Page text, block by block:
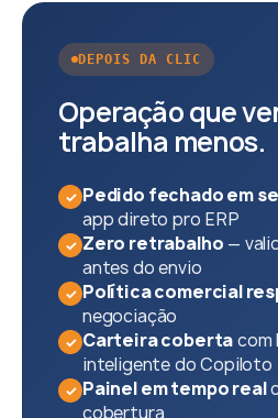
DEPOIS DA CLIC
Operação que
trabalha menos.
✓ Pedido fechado em
app direto pro ERP
✓ Zero retrabalho —
antes do envio
✓ Política comercial
negociação
✓ Carteira cobertacom
inteligente do Copiloto
✓ Painel em tempo real
cobertura